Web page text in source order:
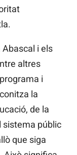
Abascal i els
altres
i
la
de la
sistema públic
que siga